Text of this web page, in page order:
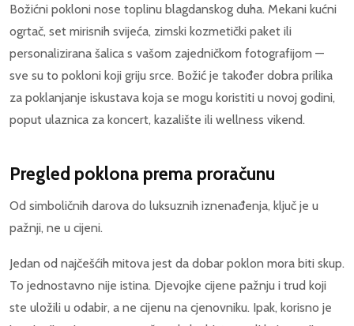
Božićni pokloni nose toplinu blagdanskog duha. Mekani kućni
ogrtač, set mirisnih svijeća, zimski kozmetički paket ili
personalizirana šalica s vašom zajedničkom fotografijom —
sve su to pokloni koji griju srce. Božić je također dobra prilika
za poklanjanje iskustava koja se mogu koristiti u novoj godini,
poput ulaznica za koncert, kazalište ili wellness vikend.
Pregled poklona prema proračunu
Od simboličnih darova do luksuznih iznenađenja, ključ je u
pažnji, ne u cijeni.
Jedan od najčešćih mitova jest da dobar poklon mora biti skup.
To jednostavno nije istina. Djevojke cijene pažnju i trud koji
ste uložili u odabir, a ne cijenu na cjenovniku. Ipak, korisno je